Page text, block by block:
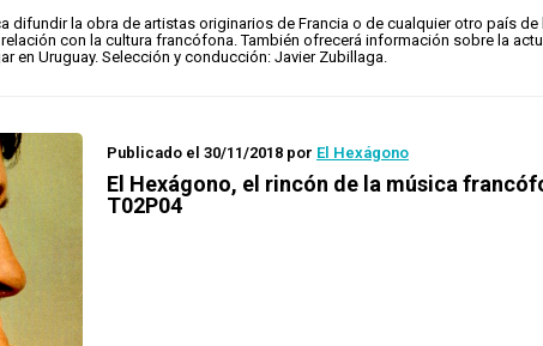
la obra de artistas originarios de Francia o de cualquier otro país de
con la cultura francófona. También ofrecerá información sobre la
en Uruguay. Selección y conducción: Javier Zubillaga.
Publicado el 30/11/2018 por El Hexágono
El Hexágono, el rincón de la música
T02P04